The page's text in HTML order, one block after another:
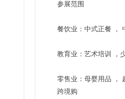
参展范围
餐饮业：中式正餐 ，
教育业：艺术培训 ，
零售业：母婴用品 ，
跨境购